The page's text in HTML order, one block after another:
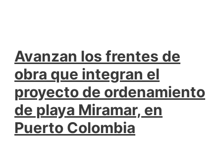
la
feria
‘Directo
a
la
U’
realizada
por
la
Gobernación
en
Sabanalarga
Avanzan los frentes de
obra que integran el
proyecto de ordenamiento
de playa Miramar, en
Puerto Colombia